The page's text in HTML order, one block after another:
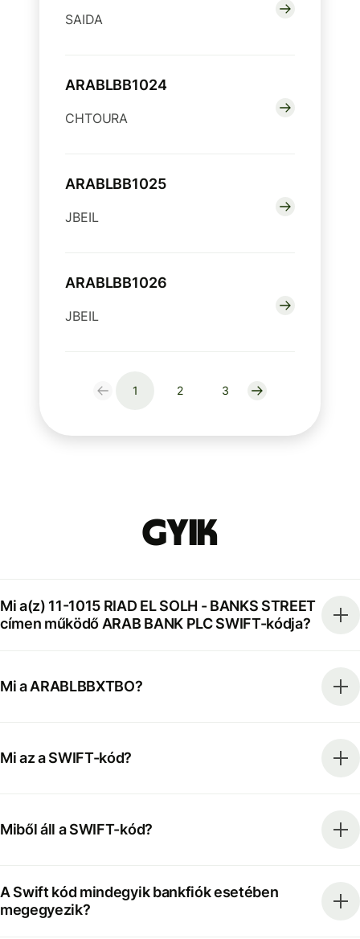
SAIDA
ARABLBB1024
CHTOURA
ARABLBB1025
JBEIL
ARABLBB1026
JBEIL
1 2 3
GYIK
Mi a(z) 11-1015 RIAD EL SOLH - BANKS STREET
címen működő ARAB BANK PLC SWIFT-kódja?
Mi a ARABLBBXTBO?
Mi az a SWIFT-kód?
Miből áll a SWIFT-kód?
A Swift kód mindegyik bankfiók esetében
megegyezik?